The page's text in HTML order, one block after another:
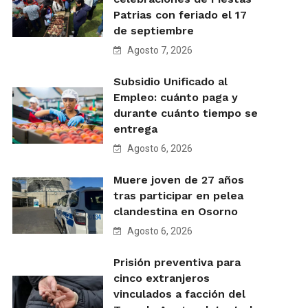
Patrias con feriado el 17
de septiembre
Agosto 7, 2026
Subsidio Unificado al
Empleo: cuánto paga y
durante cuánto tiempo se
entrega
Agosto 6, 2026
Muere joven de 27 años
tras participar en pelea
clandestina en Osorno
Agosto 6, 2026
Prisión preventiva para
cinco extranjeros
vinculados a facción del